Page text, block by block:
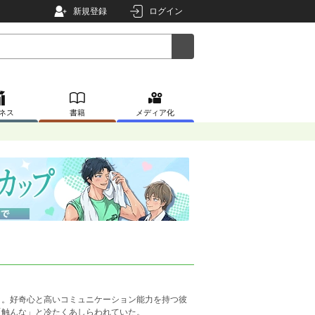
新規登録 ログイン
ス 書籍 メディア化
好奇心と高いコミュニケーション能力を持つ彼
んな」と冷たくあしらわれていた。